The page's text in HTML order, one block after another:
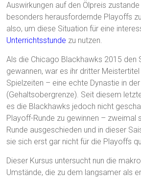
Auswirkungen auf den Ölpreis
besonders herausfordernde Playoffs
also, um diese Situation für eine
Unterrichtsstunde zu nutzen.
Als die Chicago Blackhawks 2015 den
gewannen, war es ihr dritter Meistertitel
Spielzeiten – eine echte Dynastie in
(Gehaltsobergrenze). Seit diesem
es die Blackhawks jedoch nicht
Playoff-Runde zu gewinnen – zweimal
Runde ausgeschieden und in dieser
sie sich erst gar nicht für die Playoffs
Dieser Kursus untersucht nun die
Umstände, die zu dem langsamer als